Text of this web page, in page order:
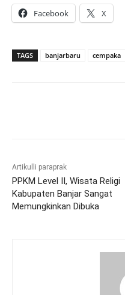
Facebook X
TAGS banjarbaru cempaka
Artikulli paraprak
PPKM Level II, Wisata Religi
Kabupaten Banjar Sangat
Memungkinkan Dibuka